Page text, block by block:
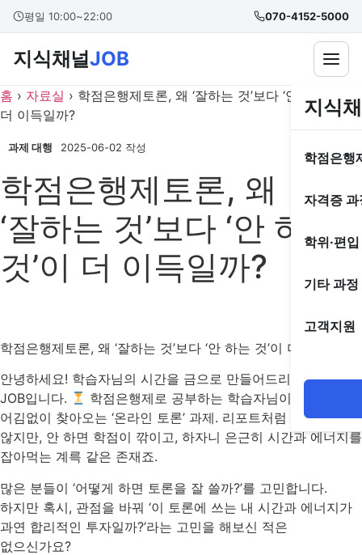
건
너
뛰
기
본문 바로가기
평일 10:00~22:00 070-4152-5000
지식채널JOB
지식
학점은행
자격증 과
학위·편
기타 과정
고객지원
홈 › 자료실 › 학점은행제토론, 왜 ‘잘하는 것’보다 ‘안 하는 것’이
더 이득일까?
과제 대행 2025-06-02 작성
학점은행제토론, 왜
‘잘하는 것’보다 ‘안 하는
것’이 더 이득일까?
학점은행제토론, 왜 ‘잘하는 것’보다 ‘안 하는 것’이 더 이득일까?
안녕하세요! 학습자님의 시간을 금으로 만들어드리는 지식채널
JOB입니다.
학점은행제로 공부하는 학습자님이라면 매주
어김없이 찾아오는 ‘온라인 토론’ 과제. 리포트처럼 배점이 크진
않지만, 안 하면 학점이 깎이고, 하자니 은근히 시간과 에너지를
잡아먹는 계륵 같은 존재죠.
많은 분들이 ‘어떻게 하면 토론을 잘 쓸까?’를 고민합니다.
하지만 혹시, 관점을 바꿔 ‘이 토론에 쓰는 내 시간과 에너지가
과연 합리적인 투자일까?’라는 고민을 해보신 적은
없으신가요?